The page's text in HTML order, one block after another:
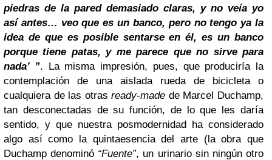
piedras de la pared demasiado claras, y no veía yo
así antes… veo que es un banco, pero no tengo ya la
idea de que es posible sentarse en él, es un banco
porque tiene patas, y me parece que no sirve para
nada’ ”. La misma impresión, pues, que produciría la
contemplación de una aislada rueda de bicicleta o
cualquiera de las otrasready-made de Marcel Duchamp,
tan desconectadas de su función, de lo que les daría
sentido, y que nuestra posmodernidad ha considerado
algo así como la quintaesencia del arte (la obra que
Duchamp denominó “Fuente”, un urinario sin ningún otro